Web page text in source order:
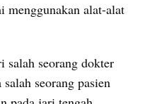
menggunakan alat-alat
seorang dokter
seorang pasien